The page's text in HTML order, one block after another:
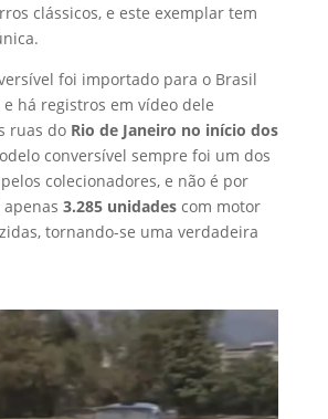
clássicos, e este exemplar tem
foi importado para o Brasil
há registros em vídeo dele
ruas do Rio de Janeiro no início dos
conversível sempre foi um dos
colecionadores, e não é por
apenas 3.285 unidadescom motor
tornando-se uma verdadeira